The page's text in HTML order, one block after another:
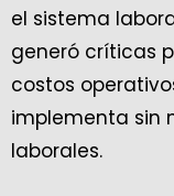
el sistema
generó críticas
costos
implementa sin
laborales.